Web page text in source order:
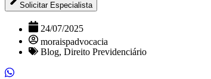
Solicitar Especialista
24/07/2025
moraispadvocacia
Blog, Direito Previdenciário